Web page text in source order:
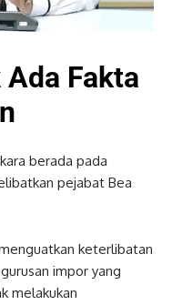
Fakta
berada pada
pejabat Bea
keterlibatan
impor yang
melakukan